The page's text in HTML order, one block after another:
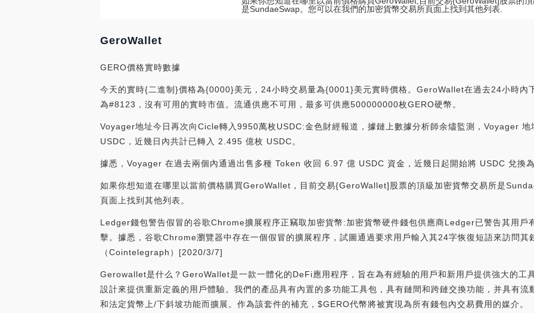
是SundaeSwap。您可以在我們的加密貨幣交易所頁面上找到其他列表.
GeroWallet
GERO價格實時數據
今天的實時{二進制}價格為{0000}美元，24小時交易量為{0001}美元實時價格。GeroWallet在過去24小時
為#8123，沒有可用的實時市值。流通供應不可用，最多可供應500000000枚GERO硬幣。
Voyager地址今日再次向Cicle轉入9950萬枚USDC:金色財經報道，據鏈上數據分析師余燼監測，Voyager
USDC，近幾日內共計已轉入 2.495 億枚 USDC。
據悉，Voyager 在過去兩個內通過出售多種 Token 收回 6.97 億 USDC 資金，近幾日起開始將 USDC 兌
如果你想知道在哪里以當前價格購買GeroWallet，目前交易{GeroWallet]股票的頂級加密貨幣交易所是
頁面上找到其他列表。
Ledger錢包警告假冒的谷歌Chrome擴展程序正竊取加密貨幣:加密貨幣硬件錢包供應商Ledger已警告其用戶
擊。據悉，谷歌Chrome瀏覽器中存在一個假冒的擴展程序，試圖通過要求用戶輸入其24字恢復短語來訪問其
（Cointelegraph）[2020/3/7]
Gerowallet是什么？GeroWallet是一款一體化的DeFi應用程序，旨在為有經驗的用戶和新用戶提供強大的工
設計來提供重新定義的用戶體驗。我們的產品具有內置的多功能工具包，具有鏈間和跨鏈交換功能，并具有
和法定貨幣上/下斜坡功能而擴展。作為該套件的補充，$GERO代幣將被實現為所有錢包內交易費用的媒介。